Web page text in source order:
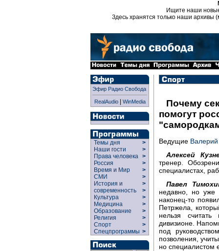
Ищите наши
Здесь хранятся только наши архивы
Эфир Радио Свобода
RealAudio| WinMedia
Темы дня
>
Наши гости
>
Права человека >
Россия
>
Время и Мир
>
СМИ
>
История и
современность
>
>
Культура
>
Медицина
>
Образование
>
Религия
>
Спорт
>
Спецпрограммы >
Почему
помогут
Ведущие
Алексей
тренер.
специалистах,
Павел
недавно, но уже
наконец-то
Петржела,
нельзя
дивизионе.
под
позволения,
но специалистом